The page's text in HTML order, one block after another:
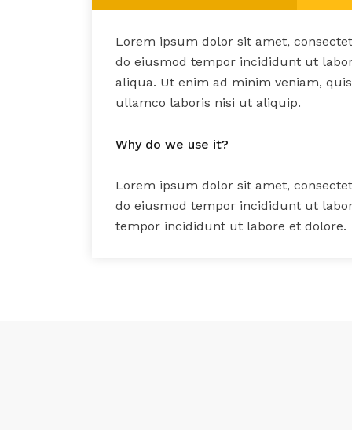
Lorem ipsum dolor sit amet,
do eiusmod tempor incididunt ut
aliqua. Ut enim ad minim veniam,
ullamco laboris nisi ut aliquip.
Why do we use it?
Lorem ipsum dolor sit amet,
do eiusmod tempor incididunt ut
tempor incididunt ut labore et dolore.